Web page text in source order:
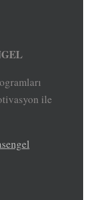
ile